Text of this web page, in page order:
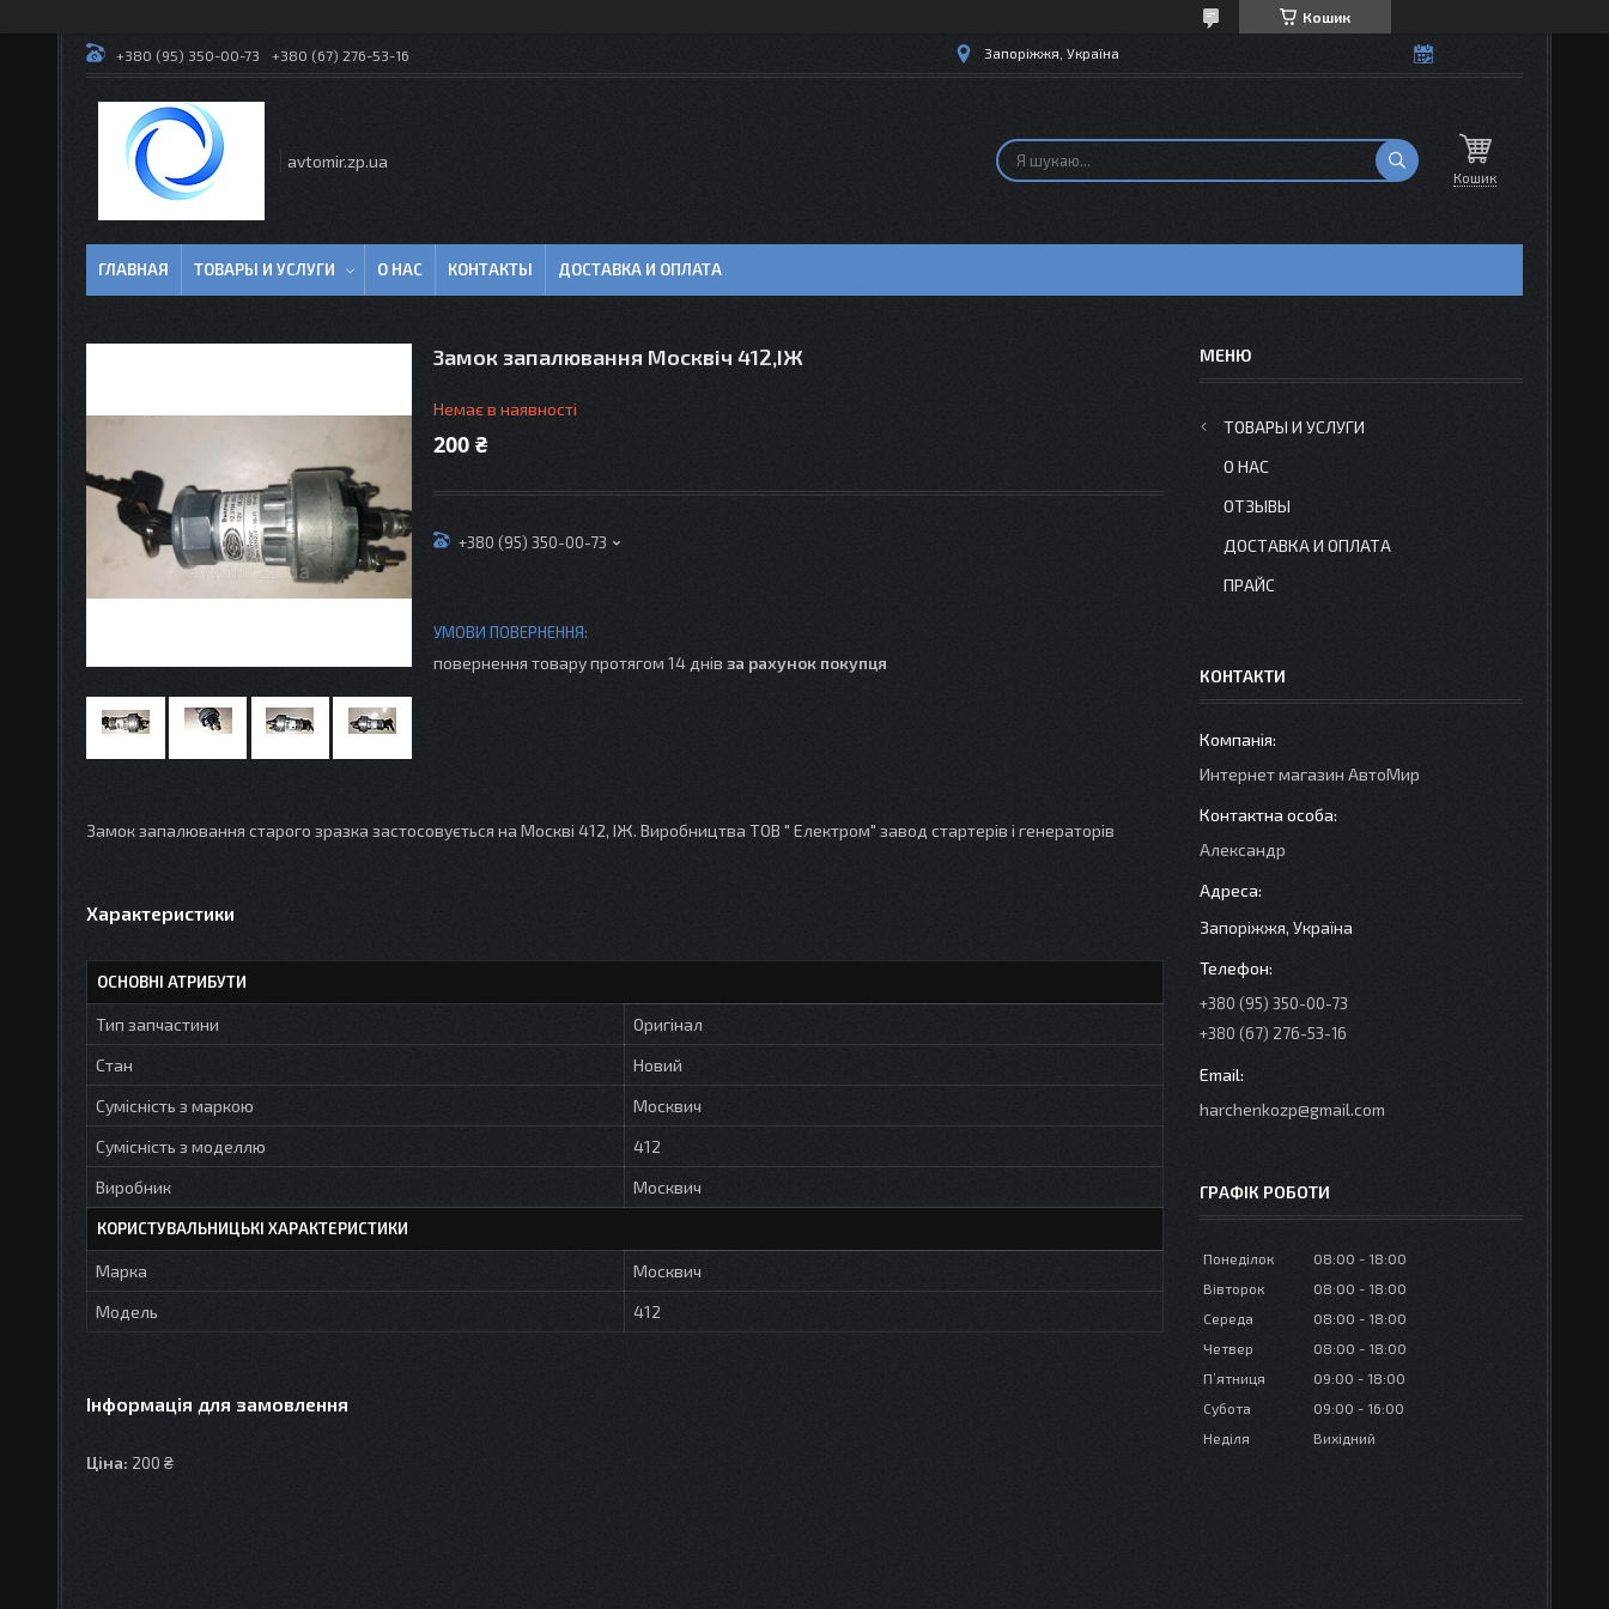
Кошик
+380 (95) 350-00-73 +380 (67) 276-53-16 Запоріжжя, Україна
avtomir.zp.ua
Кошик
ГЛАВНАЯ ТОВАРЫ И УСЛУГИ О НАС КОНТАКТЫ ДОСТАВКА И ОПЛАТА
Замок запалювання Москвіч 412,ІЖ
Немає в наявності
200 ₴
+380 (95) 350-00-73
повернення товару протягом 14 днів за рахунок покупця
Замок запалювання старого зразка застосовується на Москві 412, ІЖ. Виробництва ТОВ " Електром" завод стартерів і генераторів
Характеристики
ОСНОВНІ АТРИБУТИ
Тип запчастини
Оригінал
Стан
Новий
Сумісність з маркою
Москвич
Сумісність з моделлю
412
Виробник
Москвич
КОРИСТУВАЛЬНИЦЬКІ ХАРАКТЕРИСТИКИ
Марка
Москвич
Модель
412
Інформація для замовлення
Ціна: 200 ₴
ТОВАРЫ И УСЛУГИ
О НАС
ОТЗЫВЫ
ДОСТАВКА И ОПЛАТА
ПРАЙС
КОНТАКТИ
Интернет магазин АвтоМир
Александр
Запоріжжя, Україна
+380 (95) 350-00-73
+380 (67) 276-53-16
harchenkozp@gmail.com
ГРАФІК РОБОТИ
Понеділок 08:00
18:00
Вівторок
08:00
18:00
Середа
08:00
18:00
Четвер
08:00
18:00
Пʼятниця
09:00
18:00
Субота
09:00
16:00
Неділя
Вихідний